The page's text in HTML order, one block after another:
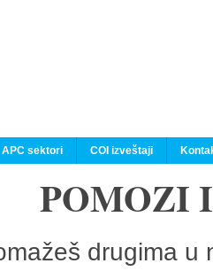
APC sektori COI izveštaji
POMOZI
drugima